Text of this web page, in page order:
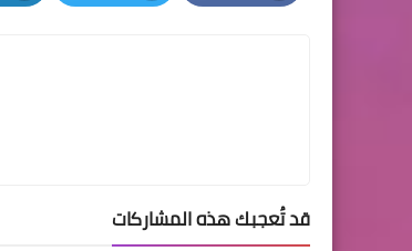
Facebook
Twitter
قد تُعجبك هذه المشاركات